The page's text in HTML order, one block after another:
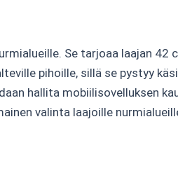
Se tarjoaa laajan 42
pihoille, sillä se pystyy
hallita mobiilisovelluksen
valinta laajoille